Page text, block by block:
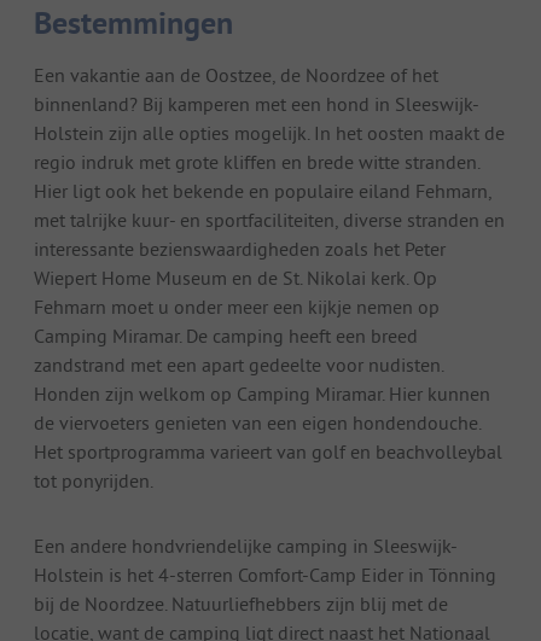
Bestemmingen
Een vakantie aan de Oostzee, de Noordzee of het
binnenland? Bij kamperen met een hond in Sleeswijk-
Holstein zijn alle opties mogelijk. In het oosten maakt de
regio indruk met grote kliffen en brede witte stranden.
Hier ligt ook het bekende en populaire eiland Fehmarn,
met talrijke kuur- en sportfaciliteiten, diverse stranden en
interessante bezienswaardigheden zoals het Peter
Wiepert Home Museum en de St. Nikolai kerk. Op
Fehmarn moet u onder meer een kijkje nemen op
Camping Miramar. De camping heeft een breed
zandstrand met een apart gedeelte voor nudisten.
Honden zijn welkom op Camping Miramar. Hier kunnen
de viervoeters genieten van een eigen hondendouche.
Het sportprogramma varieert van golf en beachvolleybal
tot ponyrijden.
Een andere hondvriendelijke camping in Sleeswijk-
Holstein is het 4-sterren Comfort-Camp Eider in Tönning
bij de Noordzee. Natuurliefhebbers zijn blij met de
locatie, want de camping ligt direct naast het Nationaal